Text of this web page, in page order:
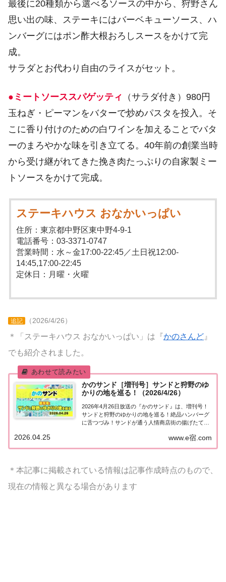
最後に20種類から選べるソースの中から、狩野さん
思い出の味、ステーキにはバーベキューソース、ハ
ンバーグにはポン酢大根おろしスースをかけて完
成。
サラダとお代わり自由のライスがセット。
●ミートソーススパゲッティ （サラダ付き）980円
玉ねぎ・ピーマンをバターで炒めパスタを投入。そ
こに香り付けのための白ワインを加えることでバタ
ーのまろやかな味を引き立てる。40年前の創業当時
から受け継がれてきた挽き肉たっぷりの自家製ミー
トソースをかけて完成。
ステーキハウス おなかいっぱい
住所：東京都中野区東中野4-9-1
電話番号：03-3371-0747
営業時間：水～金17:00-22:45／土日祝12:00-
14:45,17:00-22:45
定休日：月曜・火曜
追記 （2026/4/26）
＊「ステーキハウス おなかいっぱい」は『かのさんど 』
でも紹介されました。
かのサンド［増刊号］サンドと狩野のゆ
かりの地を巡る！（2026/4/26）
2026年4月26日放送の『かのサンド』は、増刊号！
サンドと狩野のゆかりの地を巡る！絶品ハンバーグ
に舌つづみ！サンドが通う人情商店街の揚げたてコ
ルメなど、紹介された情報をまとめました！［増刊
号］サンドと狩野のゆかりの地を巡る宮城県出身...
www.e宿.com
2026.04.25
＊本記事に掲載されている情報は記事作成時点のもので、
現在の情報と異なる場合があります